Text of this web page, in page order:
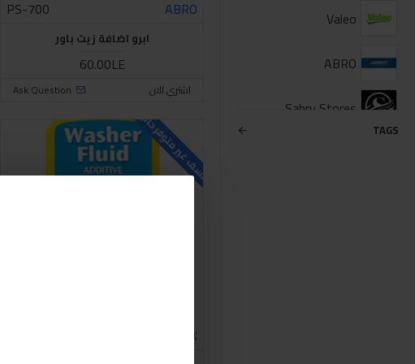
Valeo
ABRO
Sabry Stores
TAGS
ABRO
PS-700
ابرو اضافة زيت باور
60.00LE
اشتري الان Ask Question
للاسف غير متوفر حاليا
RAIN-X